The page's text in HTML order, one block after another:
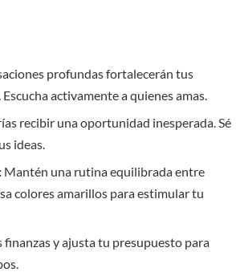
profundas fortalecerán tus
activamente a quienes amas.
recibir una oportunidad inesperada. Sé
ideas.
Mantén una rutina equilibrada entre
colores amarillos para estimular tu
finanzas y ajusta tu presupuesto para